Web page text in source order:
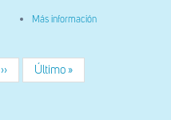
Más información
Siguiente
página
››
Última
página
Último »